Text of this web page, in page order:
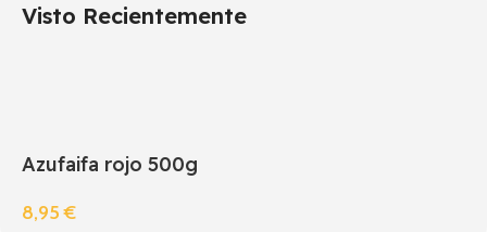
Visto Recientemente
Azufaifa rojo 500g
8,95€